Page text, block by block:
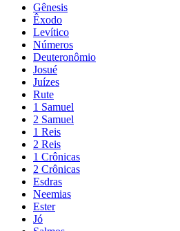
Gênesis
Êxodo
Levítico
Números
Deuteronômio
Josué
Juízes
Rute
1 Samuel
2 Samuel
1 Reis
2 Reis
1 Crônicas
2 Crônicas
Esdras
Neemias
Ester
Jó